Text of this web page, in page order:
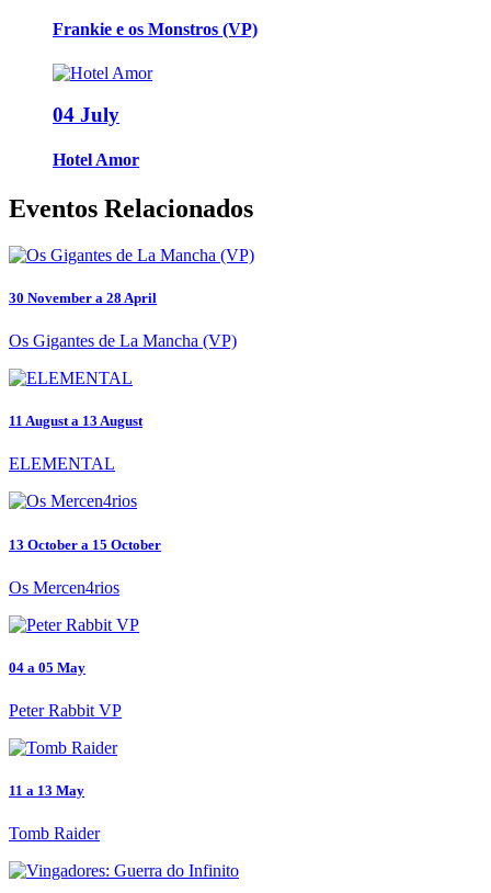
Frankie e os Monstros (VP)
04 July
Hotel Amor
Eventos Relacionados
30 November a 28 April
Os Gigantes de La Mancha (VP)
11 August a 13 August
ELEMENTAL
13 October a 15 October
Os Mercen4rios
04 a 05 May
Peter Rabbit VP
11 a 13 May
Tomb Raider